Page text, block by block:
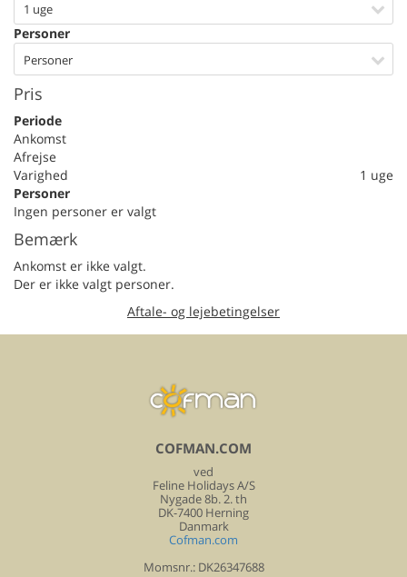
1 uge
Personer
Personer
Pris
Periode
Ankomst
Afrejse
Varighed
1 uge
Personer
Ingen personer er valgt
Bemærk
Ankomst er ikke valgt.
Der er ikke valgt personer.
Aftale- og lejebetingelser
COFMAN.COM
ved
Feline Holidays A/S
Nygade 8b. 2. th
DK-7400 Herning
Danmark
Cofman.com
Momsnr.: DK26347688